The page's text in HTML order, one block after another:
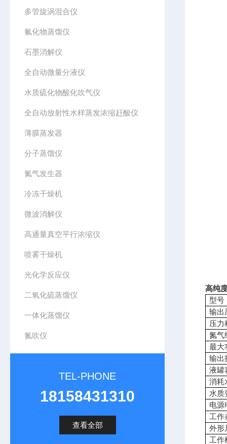
多管旋涡混合仪
氟化物蒸馏仪
石墨消解仪
全自动微量分液仪
水质硫化物酸化吹气仪
全自动放射性水样蒸发浓缩赶酸仪
薄膜蒸发器
分子蒸馏仪
氮气发生器
冷冻干燥机
微波消解仪
高通量真空平行浓缩仪
喷雾干燥机
光化学反应仪
二氧化硫蒸馏仪
一体化蒸馏仪
氮吹仪
TEL-PHONE
18158431310
查看全部
高纯
型号
输出
压力
氮气
最大
输出
液罐
消耗
水质
电源
工作
外形
工作